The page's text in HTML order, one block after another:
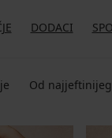
DODACI
Od najjeftinijeg